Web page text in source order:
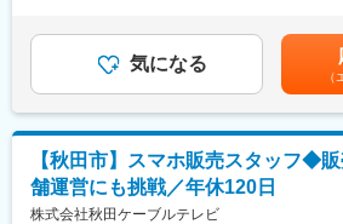
目的として誕生したシステムです。ジ
なことは、ジョブカンがどのように利
「バックオフィスの従業員が価値ある
出す」ことです。ドメイン知識はプロ
でいきましょう。
変更の範囲：会社の定める業務
■職務内容：
・各種サービスに関する問い合わせ対
・契約内容や顧客情報の入力および変
・社内各部署との連携や情報共有
お客様対応に加え、サービス品質向上
ります。コールセンターや接客・販売
活かしながら、センター運営を支える
あくまでも目安の金額であり、選考を
ります。月給(月額)は固定手当を含め
気になる
【秋田市】スマホ販売スタッフ◆
舗運営にも挑戦／年休120日
株式会社秋田ケーブルテレビ